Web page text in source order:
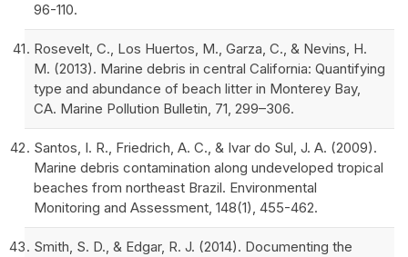
96-110.
Rosevelt, C., Los Huertos, M., Garza, C., & Nevins, H.
M. (2013). Marine debris in central California: Quantifying
type and abundance of beach litter in Monterey Bay,
CA. Marine Pollution Bulletin, 71, 299–306.
Santos, I. R., Friedrich, A. C., & Ivar do Sul, J. A. (2009).
Marine debris contamination along undeveloped tropical
beaches from northeast Brazil. Environmental
Monitoring and Assessment, 148(1), 455-462.
Smith, S. D., & Edgar, R. J. (2014). Documenting the